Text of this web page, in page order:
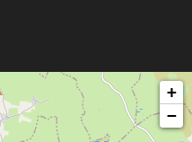
+
−